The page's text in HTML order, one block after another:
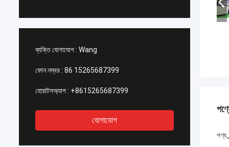
ব্যক্তি যোগাযোগ : Wang
ফোন নম্বর : 86 15265687399
হোয়াটসঅ্যাপ : +8615265687399
যোগাযোগ